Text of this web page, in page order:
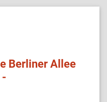
Berliner Allee
-